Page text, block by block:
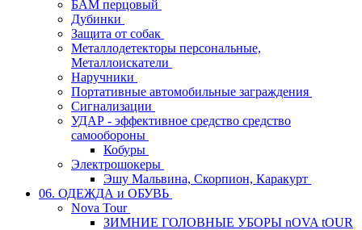
БАМ перцовый
Дубинки
Защита от собак
Металлодетекторы персональные,
Металлоискатели
Наручники
Портативные автомобильные заграждения
Сигнализации
УДАР - эффективное средство средство
самообороны
Кобуры
Электрошокеры
Эшу Мальвина, Скорпион, Каракурт
06. ОДЕЖДА и ОБУВЬ
Nova Tour
ЗИМНИЕ ГОЛОВНЫЕ УБОРЫ nOVA tOUR